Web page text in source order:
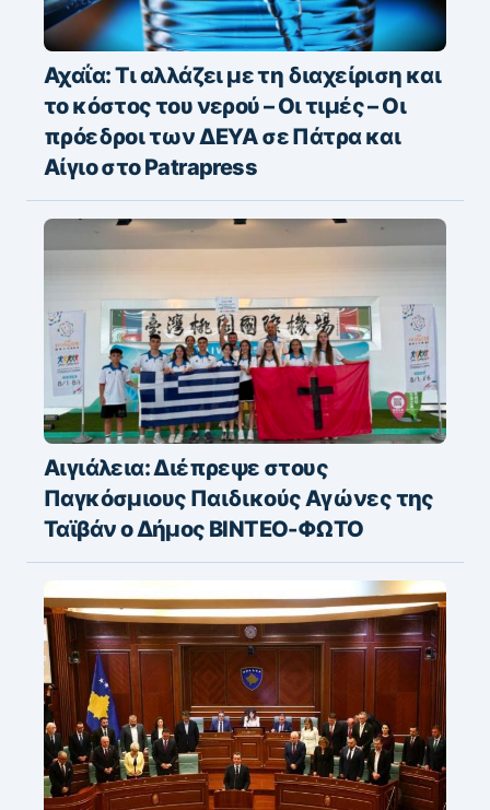
Αχαΐα: Τι αλλάζει με τη διαχείριση και
το κόστος του νερού – Οι τιμές – Οι
πρόεδροι των ΔΕΥΑ σε Πάτρα και
Αίγιο στο Patrapress
Αιγιάλεια: Διέπρεψε στους
Παγκόσμιους Παιδικούς Αγώνες της
Ταϊβάν ο Δήμος ΒΙΝΤΕΟ-ΦΩΤΟ